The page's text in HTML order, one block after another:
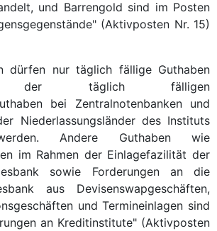
und Barrengold sind im Posten
(Aktivposten Nr. 15)
dürfen nur täglich fällige Guthaben
der täglich fälligen
bei Zentralnotenbanken und
Niederlassungsländer des Instituts
Andere Guthaben wie
im Rahmen der Einlagefazilität der
sowie Forderungen an die
aus Devisenswapgeschäften,
und Termineinlagen sind
an Kreditinstitute" (Aktivposten